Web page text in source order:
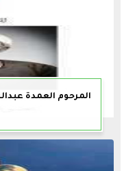
المرحوم العمدة